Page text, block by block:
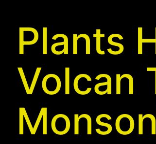
Plants
Volcan